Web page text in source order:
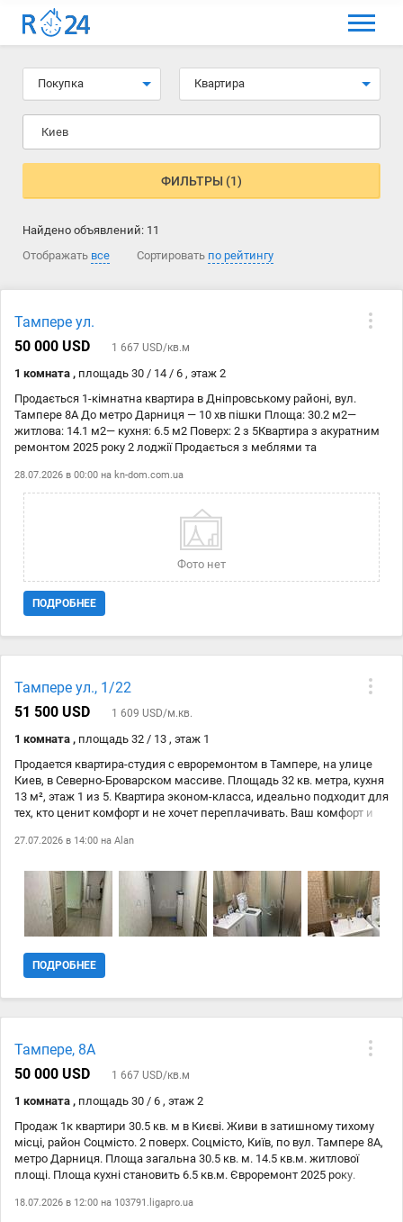
МЕНЮ
Выбрать язык
Избранные объявления
Комментарии к объявления
Как добавить объявление
Покупка Квартира
Киев
ФИЛЬТРЫ (1)
Найдено объявлений: 11
Отображать все Сортировать по рейтингу
Тампере ул.
50 000 USD
1 667 USD/кв.м
1 комната , площадь 30 / 14 / 6 , этаж 2
Продається 1-кімнатна квартира в Дніпровському районі, вул.
Тампере 8А До метро Дарниця — 10 хв пішки Площа: 30.2 м2—
житлова: 14.1 м2— кухня: 6.5 м2 Поверх: 2 з 5Квартира з акуратним
ремонтом 2025 року 2 лоджії Продається з меблями та
Всі комунікації працюють, можна заїжджати і житиПоруч: метро,
магазини, транспорт, зелений двір.
28.07.2026 в 00:00 на kn-dom.com.ua
Фото нет
ПОДРОБНЕЕ
Тампере ул., 1/22
51 500 USD
1 609 USD/м.кв.
1 комната , площадь 32 / 13 , этаж 1
Продается квартира-студия с евроремонтом в Тампере, на улице
Киев, в Северно-Броварском массиве. Площадь 32 кв. метра, кухня
13 м², этаж 1 из 5. Квартира эконом-класса, идеально подходит для
тех, кто ценит комфорт и не хочет переплачивать. Ваш комфорт и
27.07.2026 в 14:00 на Alan
ПОДРОБНЕЕ
Тампере, 8А
50 000 USD
1 667 USD/кв.м
1 комната , площадь 30 / 6 , этаж 2
Продаж 1к квартири 30.5 кв. м в Києві. Живи в затишному тихому
місці, район Соцмісто. 2 поверх. Соцмісто, Київ, по вул. Тампере 8А,
метро Дарниця. Площа загальна 30.5 кв. м. 14.5 кв.м. житлової
площі. Площа кухні становить 6.5 кв.м. Євроремонт 2025 року.
домашньою технікою. Можна розрахуватися сертифікатами
18.07.2026 в 12:00 на 103791.ligapro.ua